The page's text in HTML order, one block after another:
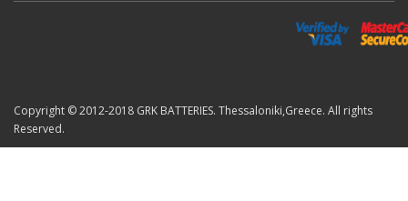
Copyright © 2012-2018 GRK BATTERIES. Thessaloniki,Greece. All rights
Reserved.